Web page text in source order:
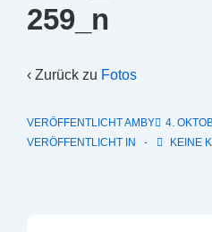
259_n
‹ Zurück zu Fotos
VERÖFFENTLICHT AMBY 4.
VERÖFFENTLICHT IN
KEINE